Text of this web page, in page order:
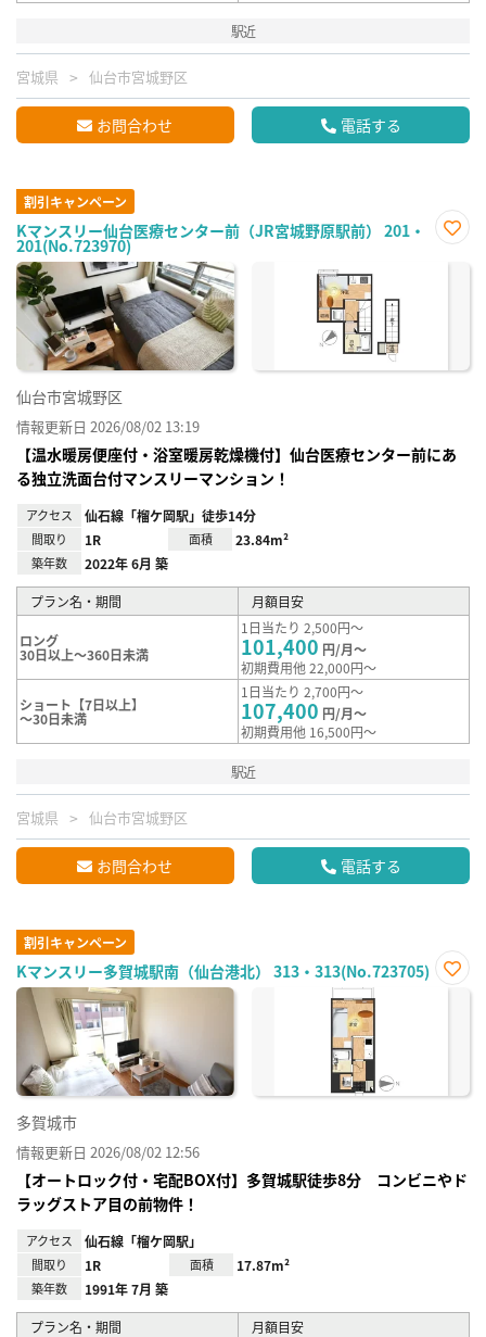
駅近
宮城県 仙台市宮城野区
お問合わせ 電話する
割引キャンペーン
Kマンスリー仙台医療センター前（JR宮城野原駅前） 201・
201(No.723970)
に入
仙台市宮城野区
情報更新日 2026/08/02 13:19
【温水暖房便座付・浴室暖房乾燥機付】仙台医療センター前にあ
る独立洗面台付マンスリーマンション！
アクセス 仙石線「榴ケ岡駅」徒歩14分
間取り 1R 面積 23.84m²
築年数 2022年 6月 築
プラン名・期間 月額目安
ロング
30日以上～360日未満
1日当たり 2,500円～
101,400 円/月～
初期費用他 22,000円～
ショート【7日以上】
～30日未満
1日当たり 2,700円～
107,400 円/月～
初期費用他 16,500円～
駅近
宮城県 仙台市宮城野区
お問合わせ 電話する
割引キャンペーン
Kマンスリー多賀城駅南（仙台港北） 313・313(No.723705)
お気
多賀城市
情報更新日 2026/08/02 12:56
【オートロック付・宅配BOX付】多賀城駅徒歩8分 コンビニやド
ラッグストア目の前物件！
アクセス 仙石線「榴ケ岡駅」
間取り 1R 面積 17.87m²
築年数 1991年 7月 築
プラン名・期間 月額目安